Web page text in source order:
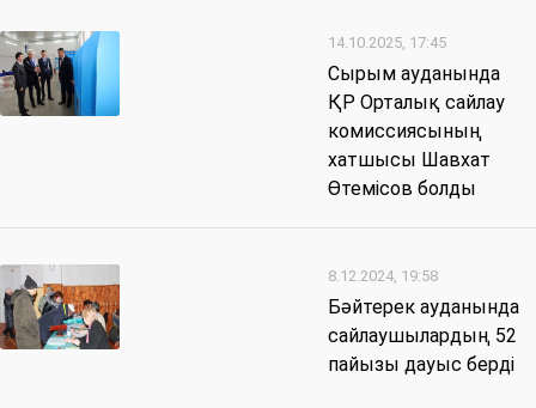
14.10.2025, 17:45
Сырым ауданында
ҚР Орталық сайлау
комиссиясының
хатшысы Шавхат
Өтемісов болды
8.12.2024, 19:58
Бәйтерек ауданында
сайлаушылардың 52
пайызы дауыс берді